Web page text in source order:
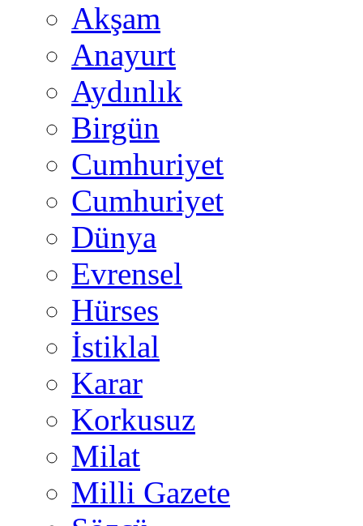
Akşam
Anayurt
Aydınlık
Birgün
Cumhuriyet
Cumhuriyet
Dünya
Evrensel
Hürses
İstiklal
Karar
Korkusuz
Milat
Milli Gazete